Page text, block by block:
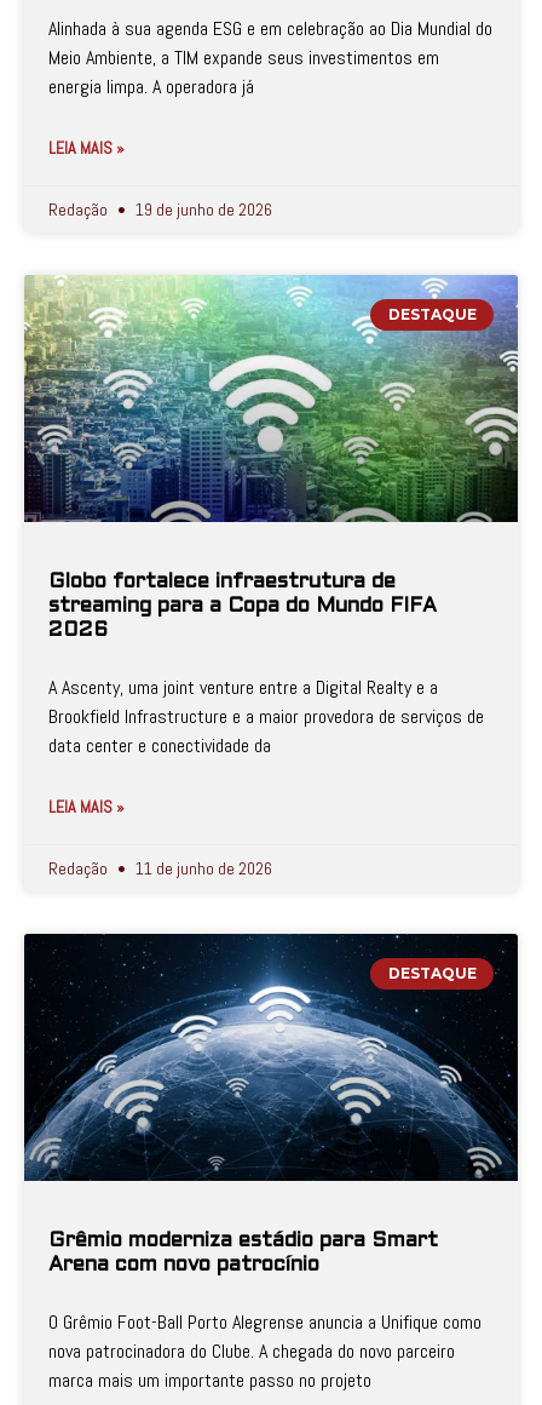
Alinhada à sua agenda ESG e em celebração ao Dia Mundial do
Meio Ambiente, a TIM expande seus investimentos em
energia limpa. A operadora já
LEIA MAIS »
Redação 19 de junho de 2026
DESTAQUE
Globo fortalece infraestrutura de
streaming para a Copa do Mundo FIFA
2026
A Ascenty, uma joint venture entre a Digital Realty e a
Brookfield Infrastructure e a maior provedora de serviços de
data center e conectividade da
LEIA MAIS »
Redação 11 de junho de 2026
DESTAQUE
Grêmio moderniza estádio para Smart
Arena com novo patrocínio
O Grêmio Foot-Ball Porto Alegrense anuncia a Unifique como
nova patrocinadora do Clube. A chegada do novo parceiro
marca mais um importante passo no projeto